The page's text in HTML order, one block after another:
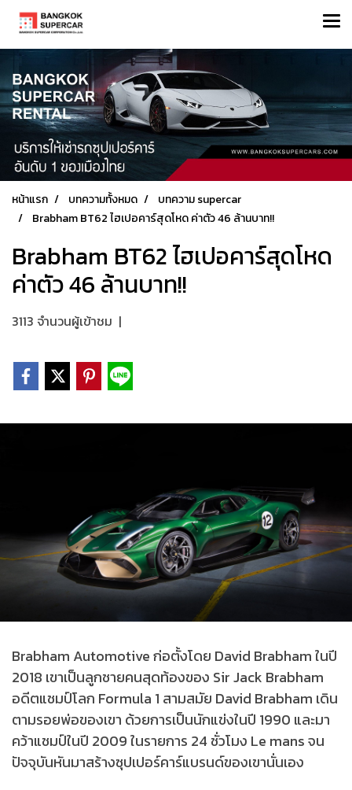
หน้าแรก บทความทั้งหมด
บทความ supercar
Brabham BT62 ไฮเปอคาร์สุดโหด ค่าตัว 46 ล้านบาท!!
Brabham BT62 ไฮเปอคาร์สุดโหด
ค่าตัว 46 ล้านบาท!!
3113 จำนวนผู้เข้าชม |
Brabham Automotive ก่อตั้งโดย David Brabham ในปี
2018 เขาเป็นลูกชายคนสุดท้องของ Sir Jack Brabham
อดีตแชมป์โลก Formula 1 สามสมัย David Brabham เดิน
ตามรอยพ่อของเขา ด้วยการเป็นนักแข่งในปี 1990 และมา
คว้าแชมป์ในปี 2009 ในรายการ 24 ชั่วโมง Le mans จน
ปัจจุบันหันมาสร้างซุปเปอร์คาร์แบรนด์ของเขานั่นเอง